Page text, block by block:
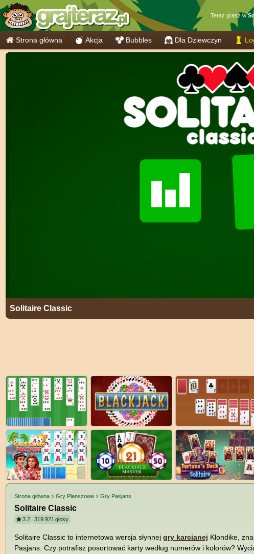
Teraz grasz w
Strona główna Akcja Bubbles Dla Dziewczyn
Solitaire Classic
Strona główna Gry Planszowe Gry Pasjans
Solitaire Classic
3.2 319.921 głosy
Solitaire Classic to internetowa wersja słynnej gry karcianej Klondike,
Pasjans. Czy potrafisz posortować karty według numerów i kolorów?